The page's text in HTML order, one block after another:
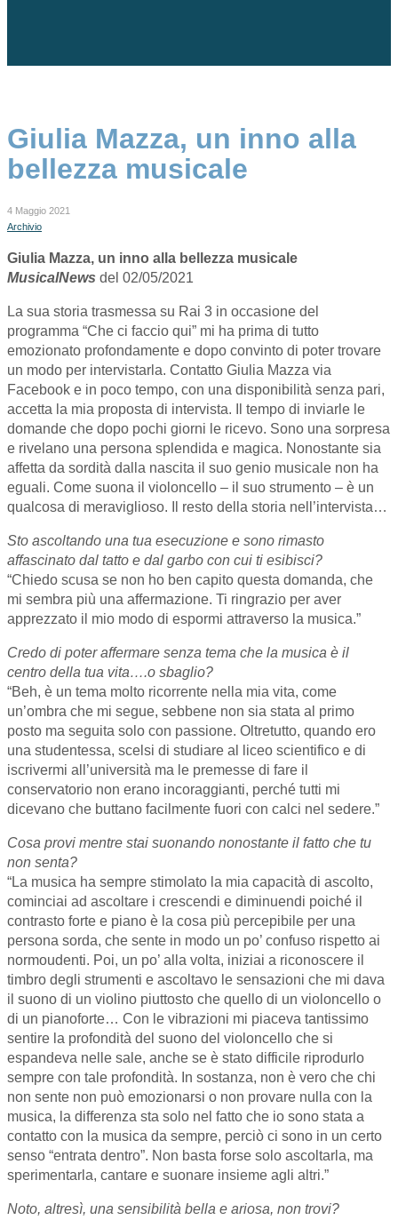
Giulia Mazza, un inno alla
bellezza musicale
4 Maggio 2021
Archivio
Giulia Mazza, un inno alla bellezza musicale
MusicalNews del 02/05/2021
La sua storia trasmessa su Rai 3 in occasione del
programma “Che ci faccio qui” mi ha prima di tutto
emozionato profondamente e dopo convinto di poter trovare
un modo per intervistarla. Contatto Giulia Mazza via
Facebook e in poco tempo, con una disponibilità senza pari,
accetta la mia proposta di intervista. Il tempo di inviarle le
domande che dopo pochi giorni le ricevo. Sono una sorpresa
e rivelano una persona splendida e magica. Nonostante sia
affetta da sordità dalla nascita il suo genio musicale non ha
eguali. Come suona il violoncello – il suo strumento – è un
qualcosa di meraviglioso. Il resto della storia nell’intervista…
Sto ascoltando una tua esecuzione e sono rimasto
affascinato dal tatto e dal garbo con cui ti esibisci?
“Chiedo scusa se non ho ben capito questa domanda, che
mi sembra più una affermazione. Ti ringrazio per aver
apprezzato il mio modo di espormi attraverso la musica.”
Credo di poter affermare senza tema che la musica è il
centro della tua vita….o sbaglio?
“Beh, è un tema molto ricorrente nella mia vita, come
un’ombra che mi segue, sebbene non sia stata al primo
posto ma seguita solo con passione. Oltretutto, quando ero
una studentessa, scelsi di studiare al liceo scientifico e di
iscrivermi all’università ma le premesse di fare il
conservatorio non erano incoraggianti, perché tutti mi
dicevano che buttano facilmente fuori con calci nel sedere.”
Cosa provi mentre stai suonando nonostante il fatto che tu
non senta?
“La musica ha sempre stimolato la mia capacità di ascolto,
cominciai ad ascoltare i crescendi e diminuendi poiché il
contrasto forte e piano è la cosa più percepibile per una
persona sorda, che sente in modo un po’ confuso rispetto ai
normoudenti. Poi, un po’ alla volta, iniziai a riconoscere il
timbro degli strumenti e ascoltavo le sensazioni che mi dava
il suono di un violino piuttosto che quello di un violoncello o
di un pianoforte… Con le vibrazioni mi piaceva tantissimo
sentire la profondità del suono del violoncello che si
espandeva nelle sale, anche se è stato difficile riprodurlo
sempre con tale profondità. In sostanza, non è vero che chi
non sente non può emozionarsi o non provare nulla con la
musica, la differenza sta solo nel fatto che io sono stata a
contatto con la musica da sempre, perciò ci sono in un certo
senso “entrata dentro”. Non basta forse solo ascoltarla, ma
sperimentarla, cantare e suonare insieme agli altri.”
Noto, altresì, una sensibilità bella e ariosa, non trovi?